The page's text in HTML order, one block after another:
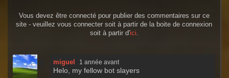
Vous devez être connecté pour publier des commentaires sur ce
site - veuillez vous connecter soit à partir de la boite de connexion
soit à partir d'ici.
miguel 1 année avant
Helo, my fellow bot slayers